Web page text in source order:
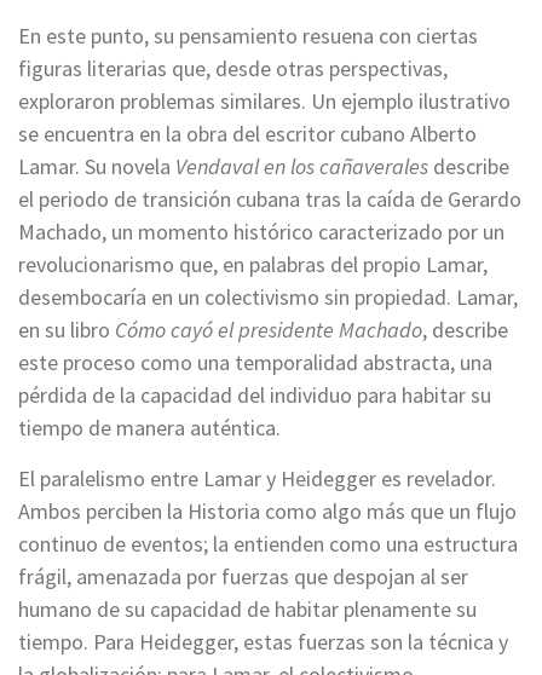
En este punto, su pensamiento resuena con ciertas
figuras literarias que, desde otras perspectivas,
exploraron problemas similares. Un ejemplo ilustrativo
se encuentra en la obra del escritor cubano Alberto
Lamar. Su novela Vendaval en los cañaverales describe
el periodo de transición cubana tras la caída de Gerardo
Machado, un momento histórico caracterizado por un
revolucionarismo que, en palabras del propio Lamar,
desembocaría en un colectivismo sin propiedad. Lamar,
en su libro Cómo cayó el presidente Machado, describe
este proceso como una temporalidad abstracta, una
pérdida de la capacidad del individuo para habitar su
tiempo de manera auténtica.
El paralelismo entre Lamar y Heidegger es revelador.
Ambos perciben la Historia como algo más que un flujo
continuo de eventos; la entienden como una estructura
frágil, amenazada por fuerzas que despojan al ser
humano de su capacidad de habitar plenamente su
tiempo. Para Heidegger, estas fuerzas son la técnica y